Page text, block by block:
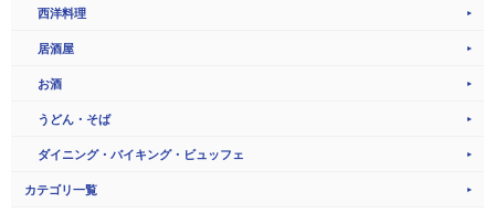
西洋料理
居酒屋
お酒
うどん・そば
ダイニング・バイキング・ビュッフェ
カテゴリ一覧